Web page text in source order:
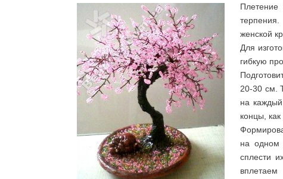
женской
Для
гибкую
20-30 см.
на каждый
концы,
на одном
сплести